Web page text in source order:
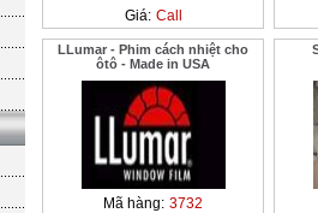
Giá: Call
LLumar - Phim cách nhiệt cho
ôtô - Made in USA
Mã hàng: 3732